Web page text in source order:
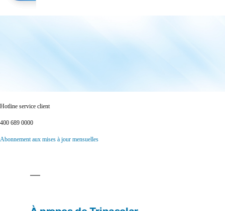
Hotline service client
400 689 0000
Abonnement aux mises à jour mensuelles